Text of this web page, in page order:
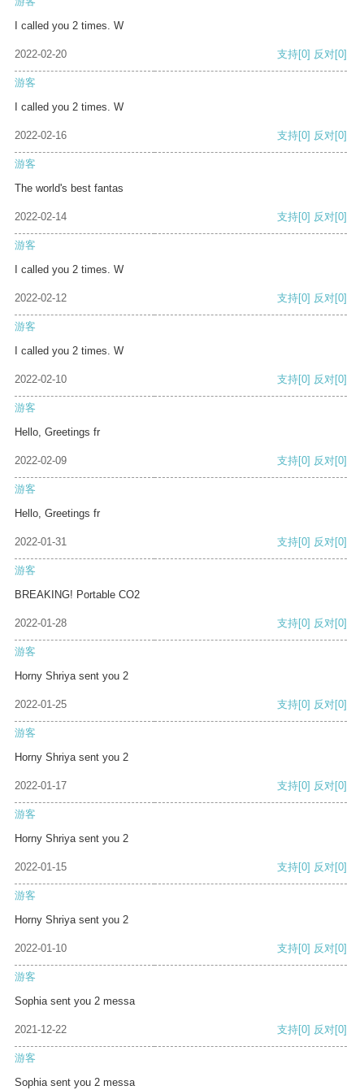
I called you 2 times. W
2022-02-20 支持[0] 反对[0]
游客
I called you 2 times. W
2022-02-16 支持[0] 反对[0]
游客
The world's best fantas
2022-02-14 支持[0] 反对[0]
游客
I called you 2 times. W
2022-02-12 支持[0] 反对[0]
游客
I called you 2 times. W
2022-02-10 支持[0] 反对[0]
游客
Hello, Greetings fr
2022-02-09 支持[0] 反对[0]
游客
Hello, Greetings fr
2022-01-31 支持[0] 反对[0]
游客
BREAKING! Portable CO2
2022-01-28 支持[0] 反对[0]
游客
Horny Shriya sent you 2
2022-01-25 支持[0] 反对[0]
游客
Horny Shriya sent you 2
2022-01-17 支持[0] 反对[0]
游客
Horny Shriya sent you 2
2022-01-15 支持[0] 反对[0]
游客
Horny Shriya sent you 2
2022-01-10 支持[0] 反对[0]
游客
Sophia sent you 2 messa
2021-12-22 支持[0] 反对[0]
游客
Sophia sent you 2 messa